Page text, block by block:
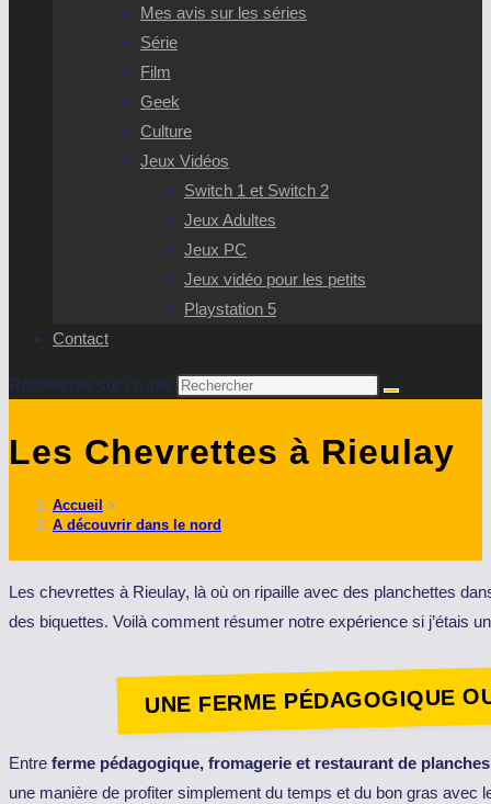
Mes avis sur les séries
Série
Film
Geek
Culture
Jeux Vidéos
Switch 1 et Switch 2
Jeux Adultes
Jeux PC
Jeux vidéo pour les petits
Playstation 5
Contact
Rechercher sur ce site
Les Chevrettes à Rieulay
Accueil ->
A découvrir dans le nord
Les chevrettes à Rieulay, là où on ripaille avec des planchettes
des biquettes. Voilà comment résumer notre expérience si j’étais
UNE FERME PÉDAGOGIQUE
Entre ferme pédagogique, fromagerie et restaurant de
une manière de profiter simplement du temps et du bon gras avec